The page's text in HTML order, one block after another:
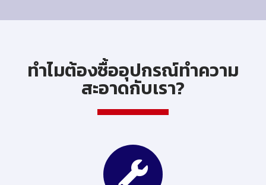
ทำไมต้องซื้ออุปกรณ์ทำความ
สะอาดกับเรา?